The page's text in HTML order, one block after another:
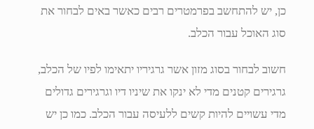
כן, יש להתחשב בפרמטרים רבים כאשר באים לבחור את
סוג האוכל עבור הכלב.
חשוב לבחור בסוג מזון אשר גרגיריו יתאימו לפיו של הכלב,
גרגירים קטנים מדי לא ינקו את שיניו דיו וגרגירים גדולים
מדי עשויים להיות קשים ללעיסה עבור הכלב. כמו כן יש